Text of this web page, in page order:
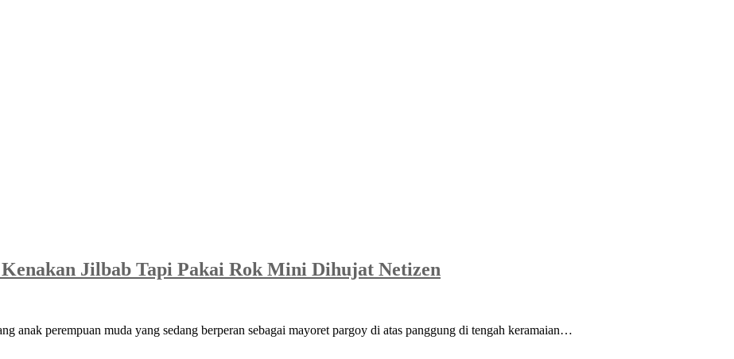
Jilbab Tapi Pakai Rok Mini Dihujat Netizen
anak perempuan muda yang sedang berperan sebagai mayoret pargoy di atas panggung di tengah keramaian…